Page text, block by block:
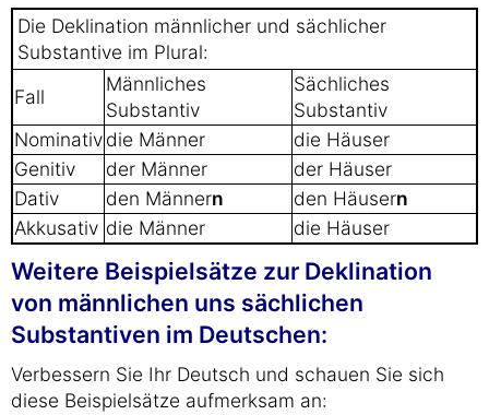
Die Deklination männlicher und sächlicher
Substantive im Plural:
Fall
Männliches
Substantiv
Sächliches
Substantiv
Nominativdie Männer
die Häuser
Genitiv
der Männer
der Häuser
Dativ
den Männern den Häusern
Akkusativ die Männer die Häuser
Weitere Beispielsätze zur Deklination
von männlichen uns sächlichen
Substantiven im Deutschen:
Verbessern Sie Ihr Deutsch und schauen Sie sich
diese Beispielsätze aufmerksam an: